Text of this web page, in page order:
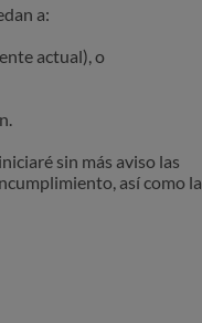
a:
actual), o
sin más aviso las
así como la